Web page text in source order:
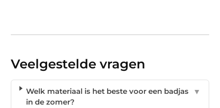
Veelgestelde vragen
Welk materiaal is het beste voor een badjas
in de zomer?
▼